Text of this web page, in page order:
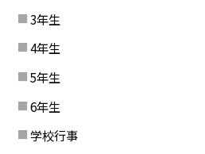
3年生
4年生
5年生
6年生
学校行事